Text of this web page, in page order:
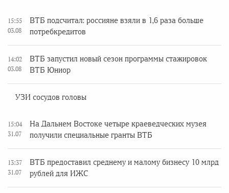
15:55
03.08
ВТБ подсчитал: россияне взяли в 1,6 раза больше
потребкредитов
14:02
03.08
ВТБ запустил новый сезон программы стажировок
ВТБ Юниор
УЗИ сосудов головы
15:04
31.07
На Дальнем Востоке четыре краеведческих музея
получили специальные гранты ВТБ
13:37
31.07
ВТБ предоставил среднему и малому бизнесу 10 млрд
рублей для ИЖС